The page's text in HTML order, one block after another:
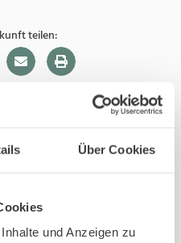
Über Cookies
und Anzeigen zu
teilen:
ist die
möglich
Urlaub